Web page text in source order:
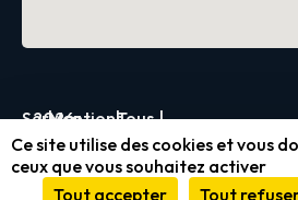
Servica
2026
|Mentions
légales
et
|Tous
droits
réservés
|
Ce site utilise des cookies et vous
ceux que vous souhaitez activer
Tout accepter
Tout